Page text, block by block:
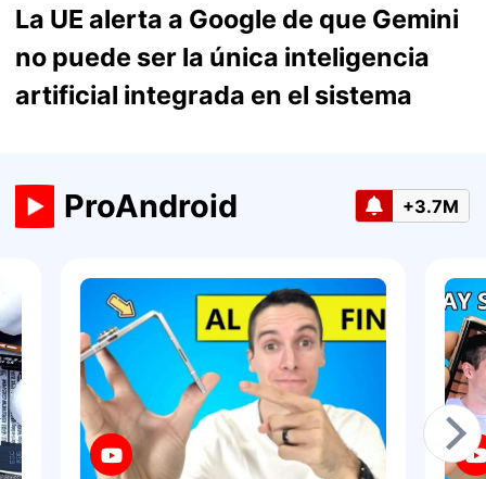
La UE alerta a Google de que Gemini
no puede ser la única inteligencia
artificial integrada en el sistema
ProAndroid +3.7M